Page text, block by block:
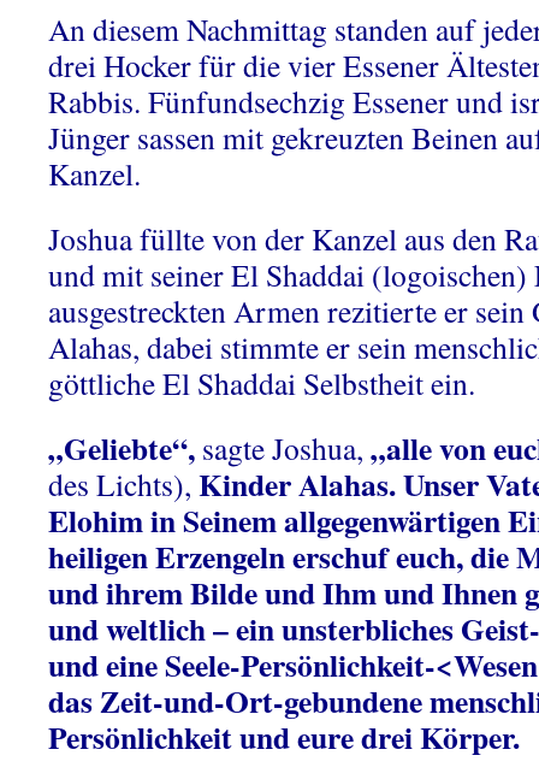
An diesem Nachmittag standen auf
drei Hocker für die vier Essener
Rabbis. Fünfundsechzig Essener und
Jünger sassen mit gekreuzten Beinen
Kanzel.
Joshua füllte von der Kanzel aus den
und mit seiner El Shaddai
ausgestreckten Armen rezitierte er
Alahas, dabei stimmte er sein
göttliche El Shaddai Selbstheit ein.
„Geliebte“, sagte Joshua, „alle von
des Lichts), Kinder Alahas. Unser
Elohim in Seinem allgegenwärtigen
heiligen Erzengeln erschuf euch, die
und ihrem Bilde und Ihm und Ihnen
und weltlich – ein unsterbliches
und eine Seele-Persönlichkeit-
das Zeit-und-Ort-gebundene
Persönlichkeit und eure drei Körper.